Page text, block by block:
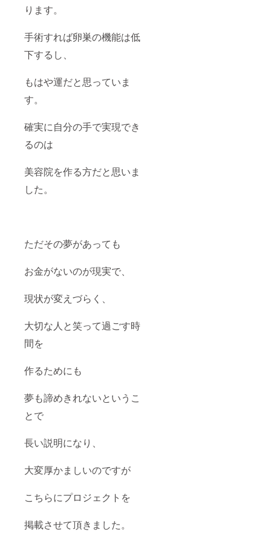
ります。
手術すれば卵巣の機能は低
下するし、
もはや運だと思っていま
す。
確実に自分の手で実現でき
るのは
美容院を作る方だと思いま
した。
ただその夢があっても
お金がないのが現実で、
現状が変えづらく、
大切な人と笑って過ごす時
間を
作るためにも
夢も諦めきれないというこ
とで
長い説明になり、
大変厚かましいのですが
こちらにプロジェクトを
掲載させて頂きました。